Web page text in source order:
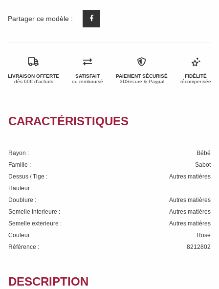
Partager ce modèle :
LIVRAISON OFFERTE
dès 60€ d'achats
SATISFAIT
ou remboursé
PAIEMENT SÉCURISÉ
3DSecure & Paypal
FIDÉLITÉ
récompensée
CARACTÉRISTIQUES
Rayon :
Bébé
Famille :
Sabot
Dessus / Tige :
Autres matières
Hauteur :
Doublure :
Autres matières
Semelle interieure :
Autres matières
Semelle exterieure :
Autres matières
Couleur :
Rose
Référence :
8212802
DESCRIPTION